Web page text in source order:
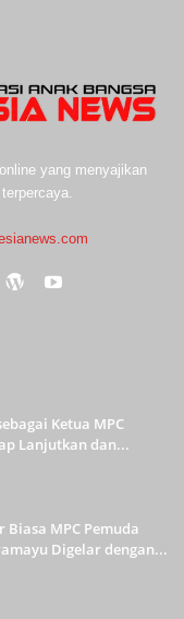
yang menyajikan
Ketua MPC
Lanjutkan dan...
MPC Pemuda
Digelar dengan...